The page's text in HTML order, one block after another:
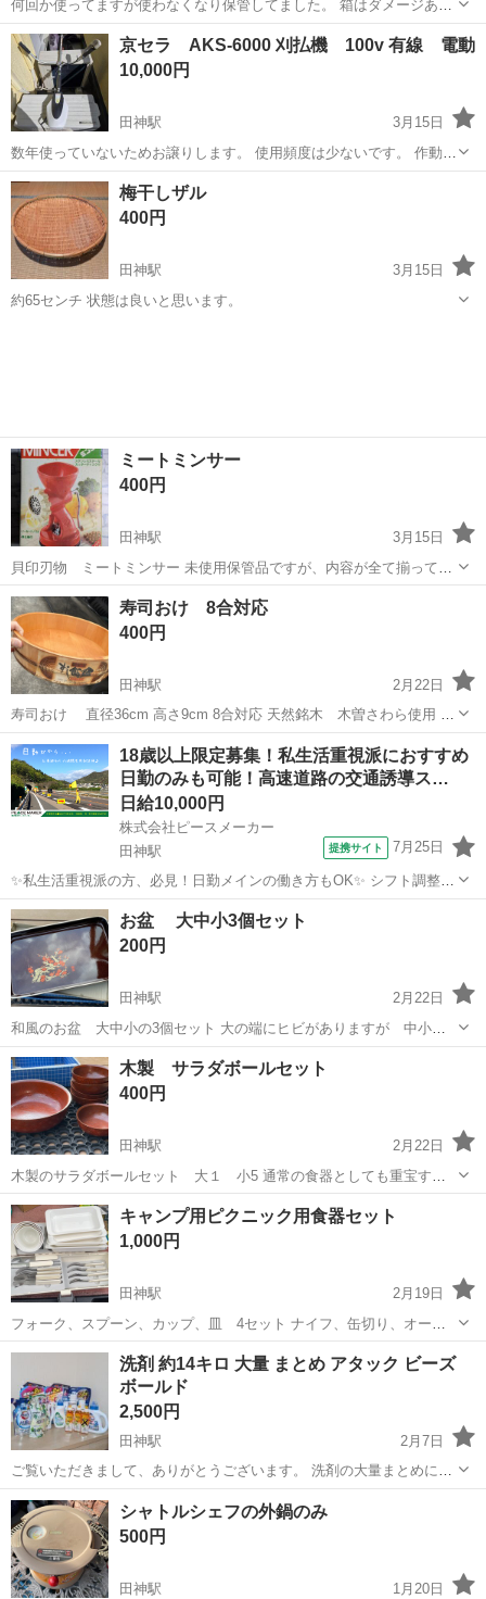
何回か使ってますが使わなくなり保管してました。 箱はダメージあり
です。
岐阜 岐阜市 田神駅 調理器具 グリルパン
京セラ AKS-6000 刈払機 100v 有線 電動
10,000円
田神駅
3月15日
数年使っていないためお譲りします。 使用頻度は少ないです。 作動は
確認済みですが左持ちてのゴムの劣化が有ります。 300㎡ぐらいの草
刈りを10回ぐらい使ったかなと。除草剤を使う様になり使わなくなり
ました。 チップソーも付属...
岐阜 岐阜市 田神駅
梅干しザル
400円
田神駅
3月15日
約65センチ 状態は良いと思います。
ミートミンサー
400円
田神駅
3月15日
貝印刃物 ミートミンサー 未使用保管品ですが、内容が全て揃ってい
るか不明です。 それでも使っていただけるかたいらっしゃいました
ら、ご活用ください。
岐阜 岐阜市 田神駅 調理器具
寿司おけ 8合対応
400円
田神駅
2月22日
寿司おけ 直径36cm 高さ9cm 8合対応 天然銘木 木曽さわら使用 未
使用品
岐阜 岐阜市 田神駅 調理器具 銘木
18歳以上限定募集！私生活重視派におすすめ
日勤のみも可能！高速道路の交通誘導ス…
日給10,000円
株式会社ピースメーカー
田神駅
提携サイト 7月25日
✨私生活重視派の方、必見！日勤メインの働き方もOK✨ シフト調整を
しながらプライベートも充実させられる◎ 習い事、趣味、推し
活・・・何でも楽しめます★ ＼プライベートも充実させたいならコ
コ！！／ ✅️日勤メインで仕事...
岐阜 岐阜市 田神駅 販売
お盆 大中小3個セット
200円
田神駅
2月22日
和風のお盆 大中小の3個セット 大の端にヒビがありますが 中小に
は問題ありません
岐阜 岐阜市 田神駅 食器
木製 サラダボールセット
400円
田神駅
2月22日
木製のサラダボールセット 大１ 小5 通常の食器としても重宝する
と思います
岐阜 岐阜市 田神駅 食器 ボール
キャンプ用ピクニック用食器セット
1,000円
田神駅
2月19日
フォーク、スプーン、カップ、皿 4セット ナイフ、缶切り、オープ
ナー、栓抜き 1セット 表面の汚れは出来るだけ取るつもりでいま
す 未使用です eoliaの販促で頂いたものです
岐阜 岐阜市 田神駅 食器 食器セット
洗剤 約14キロ 大量 まとめ アタック ビーズ
ボールド
2,500円
田神駅
2月7日
ご覧いただきまして、ありがとうございます。 洗剤の大量まとめにな
ります。 開封済の物は写真の最後にある3本。 他の物は未開封品にな
ります。 内容は画像にてご確認ください。 よろしくお願いします。
岐阜 岐阜市 田神駅 洗濯用品
シャトルシェフの外鍋のみ
500円
田神駅 1月20日